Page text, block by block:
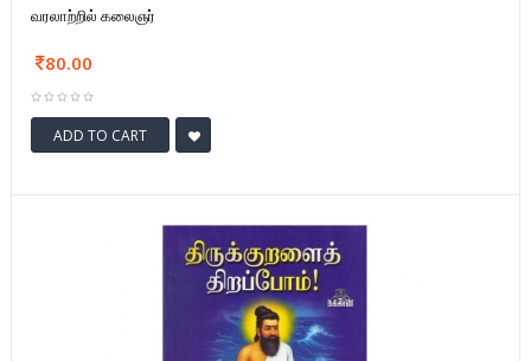
வரலாற்றில் கலைஞர்
80.00
ADD TO CART